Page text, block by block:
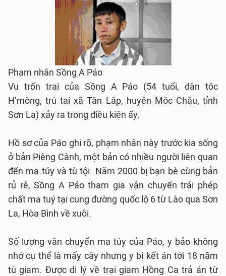
Phạm nhân Sồng A Páo
Vụ trốn trại của Sồng A Páo (54 tuổi, dân tộc
H’mông, trú tại xã Tân Lập, huyện Mộc Châu, tỉnh
Sơn La) xảy ra trong điều kiện ấy.
Hồ sơ của Páo ghi rõ, phạm nhân này trước kia sống
ở bản Piêng Cành, một bản có nhiều người liên quan
đến ma túy và tù tội. Năm 2000 bị bạn bè cùng bản
rủ rê, Sồng A Páo tham gia vận chuyển trái phép
chất ma tuý tại cung đường quốc lộ 6 từ Lào qua Sơn
La, Hòa Bình về xuôi.
Số lượng vận chuyển ma túy của Páo, y bảo không
nhớ cụ thể là mấy cây nhưng y bị kết án tới 18 năm
tù giam. Được di lý về trại giam Hồng Ca trả án từ